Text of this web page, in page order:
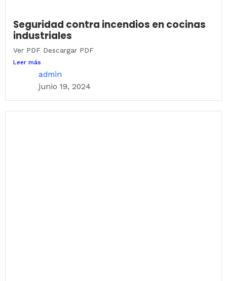
Seguridad contra incendios en cocinas
industriales
Ver PDF Descargar PDF
Leer más
admin
junio 19, 2024